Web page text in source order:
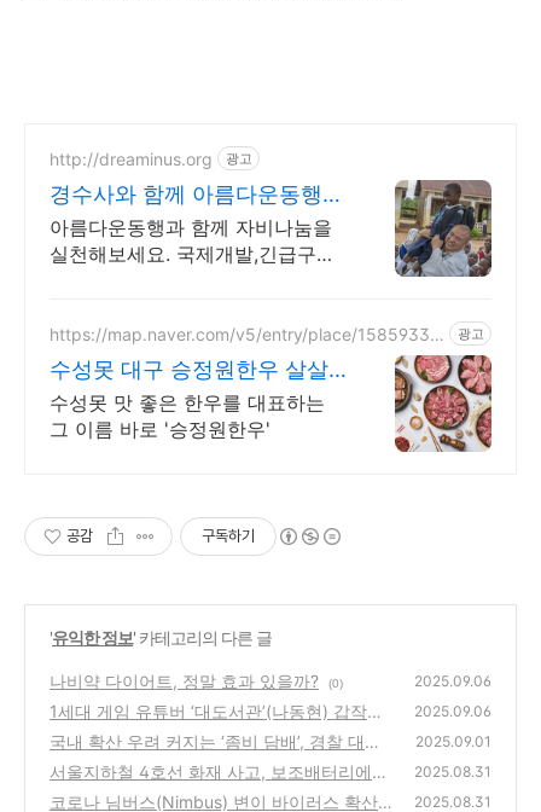
http://dreaminus.org 광고
경수사와 함께 아름다운동행
대한불교조계종 설립 모금기관
아름다운동행과 함께 자비나눔을
실천해보세요. 국제개발,긴급구호,
https://map.naver.com/v5/entry/place/15859338
광고
수성못 대구 승정원한우 살살
녹는 한우를 느껴보세요!
수성못 맛 좋은 한우를 대표하는
그 이름 바로 '승정원한우'
공감 구독하기
'유익한 정보' 카테고리의 다른 글
나비약 다이어트, 정말 효과 있을까? (0) 2025.09.06
1세대 게임 유튜버 ‘대도서관’(나동현) 갑작스
러운 사망…생전 모습과 추모의 물결
(1)
2025.09.06
국내 확산 우려 커지는 ‘좀비 담배’, 경찰 대규
모 단속 돌입
(1)
2025.09.01
서울지하철 4호선 화재 사고, 보조배터리에서
연기…100명 넘게 대피
(1)
2025.08.31
코로나 님버스(Nimbus) 변이 바이러스 확산
2025.08.31